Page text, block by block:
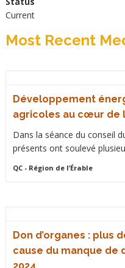
Current
Most Recent
Développement
agricoles au cœur de
Dans la séance du conseil
présents ont soulevé
QC- Région de l’Érable
Don d’organes : plus
cause du manque de